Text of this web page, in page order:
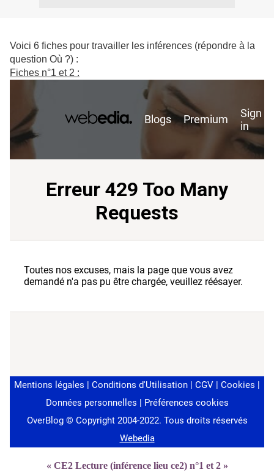
Voici 6 fiches pour travailler les inférences (répondre à la
question Où ?) :
Fiches n°1 et 2 :
« CE2 Lecture (inférence lieu ce2) n°1 et 2 »